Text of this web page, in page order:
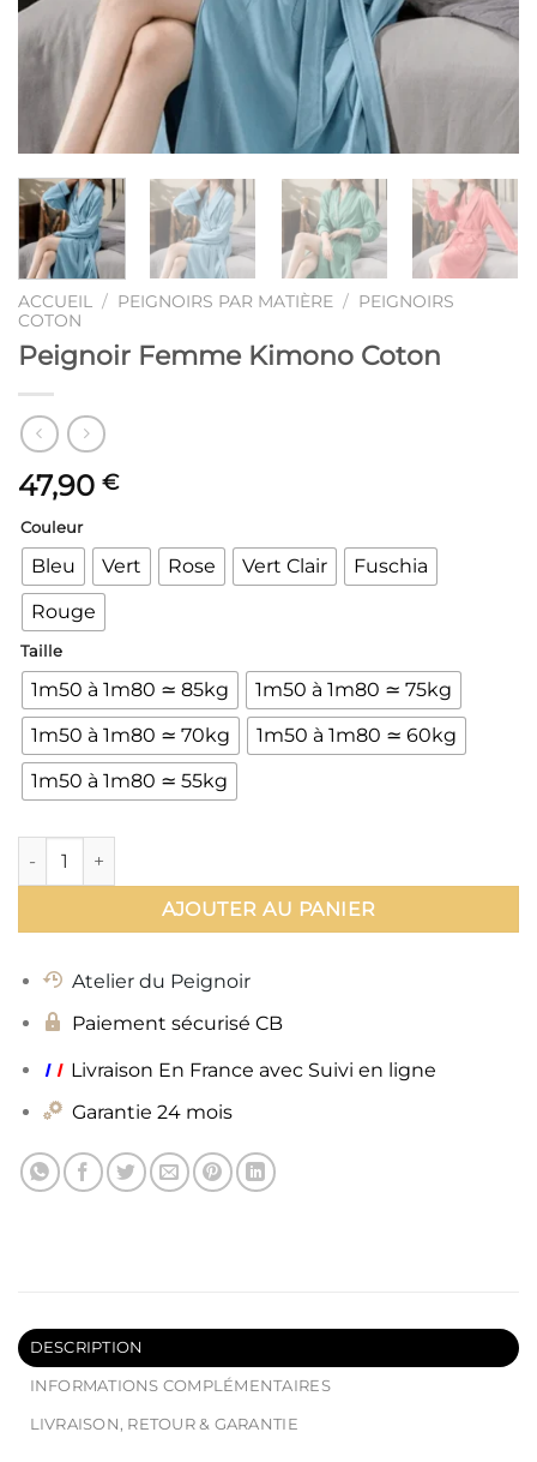
ACCUEIL / PEIGNOIRS PAR MATIÈRE / PEIGNOIRS
COTON
Peignoir Femme Kimono Coton
47,90 €
Couleur
Bleu Vert Rose Vert Clair
Fuschia
Rouge
Taille
1m50 à 1m80 ≃ 85kg
1m50 à 1m80 ≃ 75kg
1m50 à 1m80 ≃ 70kg
1m50 à 1m80 ≃ 60kg
1m50 à 1m80 ≃ 55kg
quantité de Peignoir Femme Kimono Coton
AJOUTER AU PANIER
Atelier du Peignoir
Paiement sécurisé CB
ı ı Livraison En France avec Suivi en ligne
Garantie 24 mois
DESCRIPTION
INFORMATIONS COMPLÉMENTAIRES
LIVRAISON, RETOUR & GARANTIE